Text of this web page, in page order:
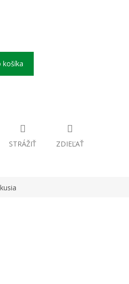
košíka
STRÁŽIŤ ZDIEĽAŤ